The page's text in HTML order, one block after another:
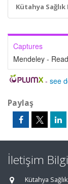
Kütahya
Captures
Mendeley -
- see
Paylaş
İletişim
Kütahya